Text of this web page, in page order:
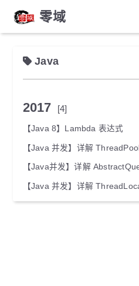
零域
Java
2017 [4]
【Java 8】Lambda 表达式
【Java 并发】详解
【Java并发】详解
【Java 并发】详解